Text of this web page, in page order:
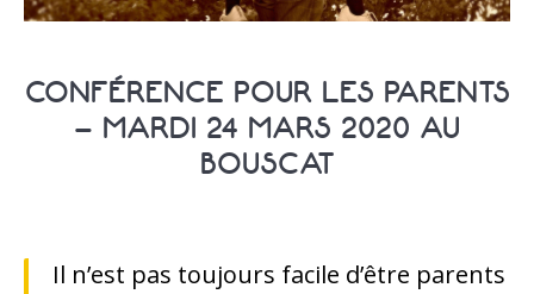
CONFÉRENCE POUR LES PARENTS
– MARDI 24 MARS 2020 AU
BOUSCAT
Il n’est pas toujours facile d’être parents